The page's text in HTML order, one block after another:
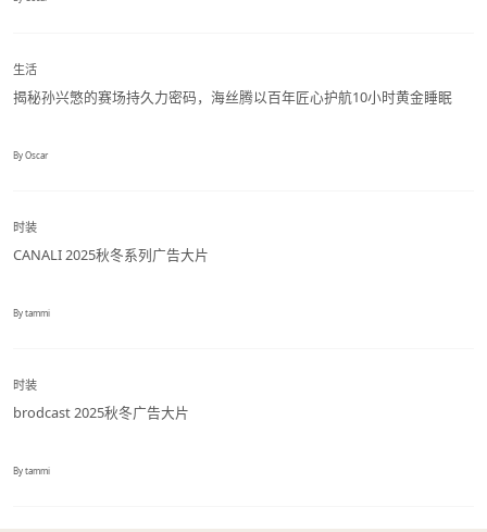
生活
揭秘孙兴慜的赛场持久力密码，海丝腾以百年匠心护航10小时黄金睡眠
By Oscar
时装
CANALI 2025秋冬系列广告大片
By tammi
时装
brodcast 2025秋冬广告大片
By tammi